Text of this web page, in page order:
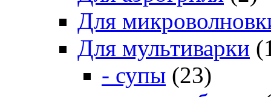
Для
Для мультиварки
- супы (23)